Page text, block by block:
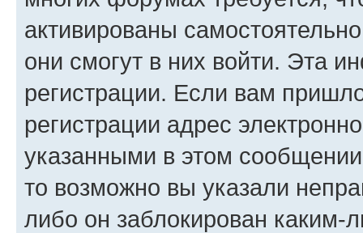
активированы
они смогут в них войти. Эта
регистрации. Если вам
регистрации адрес
указанными в этом
то возможно вы указали
либо он заблокирован